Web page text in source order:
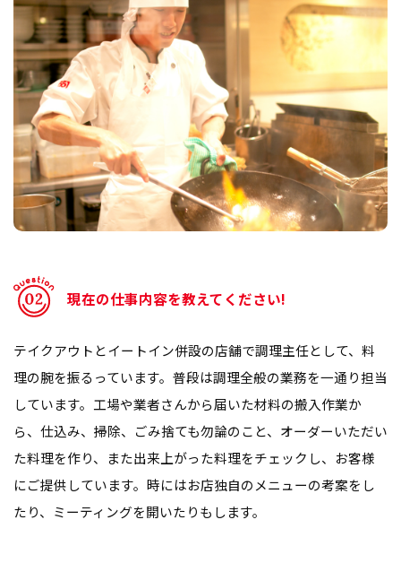
現在の仕事内容を教えてください!
テイクアウトとイートイン併設の店舗で調理主任として、料
理の腕を振るっています。普段は調理全般の業務を一通り担当
しています。工場や業者さんから届いた材料の搬入作業か
ら、仕込み、掃除、ごみ捨ても勿論のこと、オーダーいただい
た料理を作り、また出来上がった料理をチェックし、お客様
にご提供しています。時にはお店独自のメニューの考案をし
たり、ミーティングを開いたりもします。